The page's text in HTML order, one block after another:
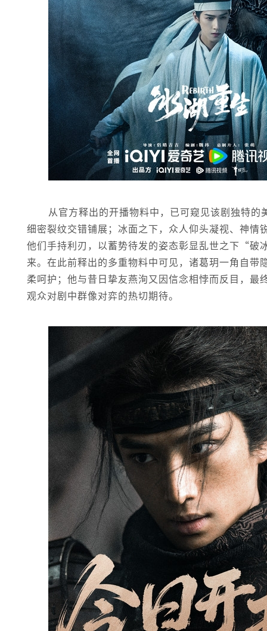
从官方释出的开播物料中，已可窥见该剧独特
细密裂纹交错铺展；冰面之下，众人仰头凝视、神
他们手持利刃，以蓄势待发的姿态彰显乱世之下“
来。在此前释出的多重物料中可见，诸葛玥一角自
柔呵护；他与昔日挚友燕洵又因信念相悖而反目，
观众对剧中群像对弈的热切期待。